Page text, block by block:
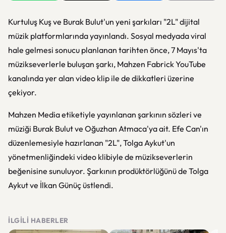
Kurtuluş Kuş ve Burak Bulut'un yeni şarkıları "2L" dijital
müzik platformlarında yayınlandı. Sosyal medyada viral
hale gelmesi sonucu planlanan tarihten önce, 7 Mayıs'ta
müzikseverlerle buluşan şarkı, Mahzen Fabrick YouTube
kanalında yer alan video klip ile de dikkatleri üzerine
çekiyor.
Mahzen Media etiketiyle yayınlanan şarkının sözleri ve
müziği Burak Bulut ve Oğuzhan Atmaca'ya ait. Efe Can'ın
düzenlemesiyle hazırlanan "2L", Tolga Aykut'un
yönetmenliğindeki video klibiyle de müzikseverlerin
beğenisine sunuluyor. Şarkının prodüktörlüğünü de Tolga
Aykut ve İlkan Günüç üstlendi.
İLGILI HABERLER